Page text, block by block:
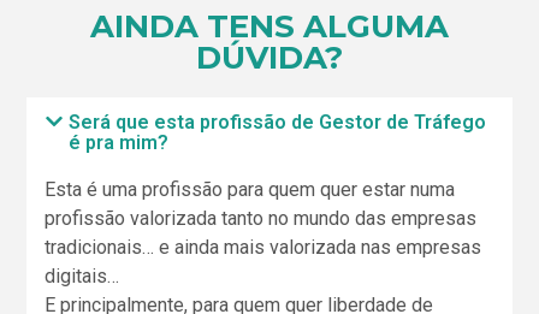
AINDA TENS ALGUMA
DÚVIDA?
Será que esta profissão de Gestor de Tráfego
é pra mim?
Esta é uma profissão para quem quer estar numa
profissão valorizada tanto no mundo das empresas
tradicionais… e ainda mais valorizada nas empresas
digitais…
E principalmente, para quem quer liberdade de